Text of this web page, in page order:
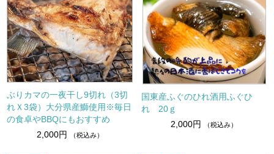
ぶりカマの一夜干し9切れ（3切
れＸ3袋）大分県産鰤使用※毎日
の食卓やBBQにもおすすめ
2,000円
（税込み）
国東産ふぐのひれ酒用ふぐひ
れ 20ｇ
2,000円
（税込み）